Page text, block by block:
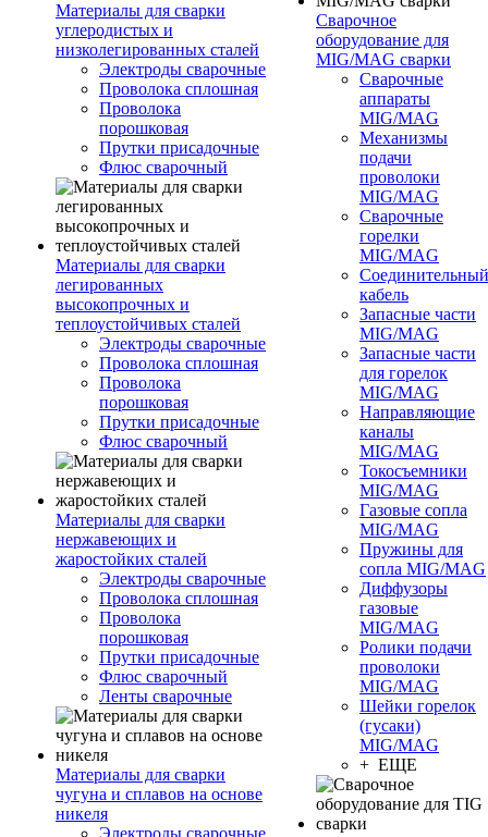
Материалы для сварки
углеродистых и
низколегированных сталей
Электроды сварочные
Проволока сплошная
Проволока
порошковая
Прутки присадочные
Флюс сварочный
Материалы для сварки
легированных
высокопрочных и
теплоустойчивых сталей
Электроды сварочные
Проволока сплошная
Проволока
порошковая
Прутки присадочные
Флюс сварочный
Материалы для сварки
нержавеющих и
жаростойких сталей
Электроды сварочные
Проволока сплошная
Проволока
порошковая
Прутки присадочные
Флюс сварочный
Ленты сварочные
Материалы для сварки
чугуна и сплавов на основе
никеля
Электроды сварочные
Сварочное
оборудование для
MIG/MAG сварки
Сварочные
аппараты
MIG/MAG
Механизмы
подачи
проволоки
MIG/MAG
Сварочные
горелки
MIG/MAG
Соединительный
кабель
Запасные части
MIG/MAG
Запасные части
для горелок
MIG/MAG
Направляющие
каналы
MIG/MAG
Токосъемники
MIG/MAG
Газовые сопла
MIG/MAG
Пружины для
сопла MIG/MAG
Диффузоры
газовые
MIG/MAG
Ролики подачи
проволоки
MIG/MAG
Шейки горелок
(гусаки)
MIG/MAG
+ ЕЩЕ